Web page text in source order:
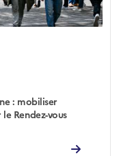
: mobiliser
Rendez-vous